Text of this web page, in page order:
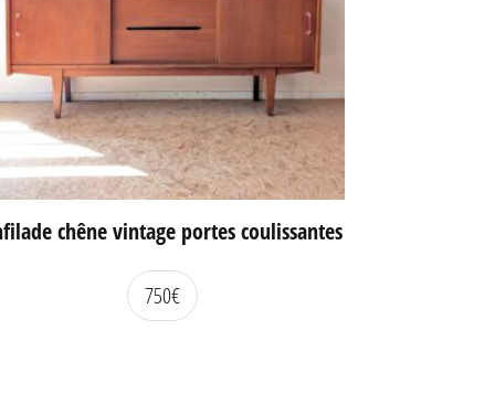
chêne vintage portes coulissantes
750€